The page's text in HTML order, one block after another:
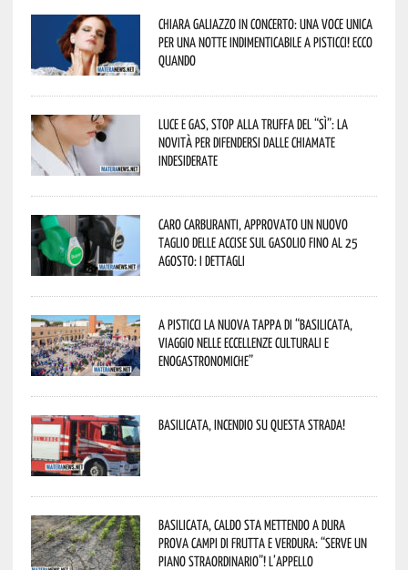
Chiara Galiazzo in concerto: una voce unica
per una notte indimenticabile a Pisticci! Ecco
quando
Luce e gas, stop alla truffa del “Sì”: la
novità per difendersi dalle chiamate
indesiderate
Caro carburanti, approvato un nuovo
taglio delle accise sul gasolio fino al 25
agosto: i dettagli
A Pisticci la nuova tappa di “Basilicata,
viaggio nelle eccellenze culturali e
enogastronomiche”
Basilicata, incendio su questa strada!
Basilicata, caldo sta mettendo a dura
prova campi di frutta e verdura: “Serve un
piano straordinario”! L’appello